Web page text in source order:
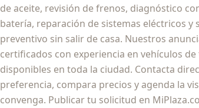
de aceite, revisión de frenos, diagnóstico
batería, reparación de sistemas eléctricos
preventivo sin salir de casa. Nuestros
certificados con experiencia en vehículos de
disponibles en toda la ciudad. Contacta
preferencia, compara precios y agenda la
convenga. Publicar tu solicitud en